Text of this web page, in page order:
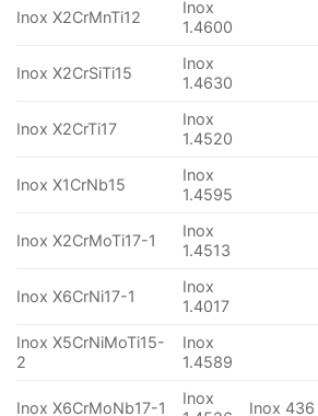
Inox X2CrMnTi12
Inox
1.4600
Inox X2CrSiTi15
Inox
1.4630
Inox X2CrTi17
Inox
1.4520
Inox X1CrNb15
Inox
1.4595
Inox X2CrMoTi17-1
Inox
1.4513
Inox X6CrNi17-1
Inox
1.4017
Inox X5CrNiMoTi15-
2
Inox
1.4589
Inox X6CrMoNb17-1
Inox
Inox 436